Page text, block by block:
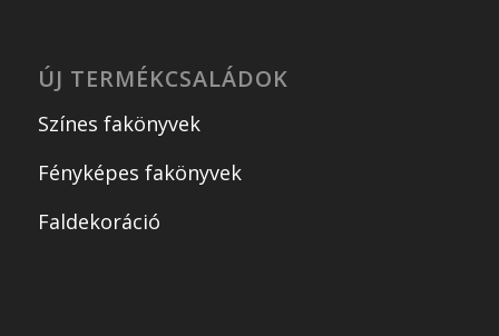
ÚJ TERMÉKCSALÁDOK
Színes fakönyvek
Fényképes fakönyvek
Faldekoráció